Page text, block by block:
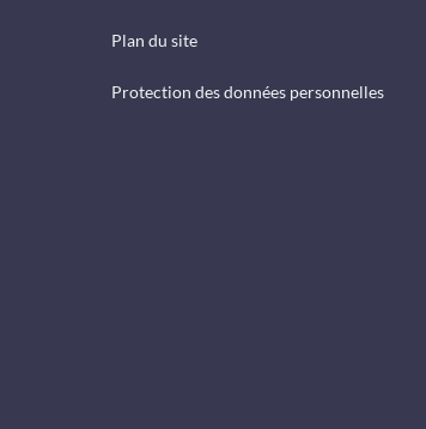
Plan du site
Protection des données personnelles